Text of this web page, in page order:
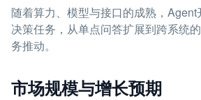
随着算力、模型与接口的成熟，
决策任务，从单点问答扩展到跨系统
务推动。
市场规模与增长预期